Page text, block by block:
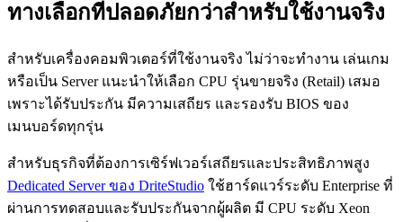
ทางเลือกที่ปลอดภัยกว่าสำหรับใช้งานจริง
สำหรับเครื่องคอมพิวเตอร์ที่ใช้งานจริง ไม่ว่าจะทำงาน เล่นเกม
หรือเป็น Server แนะนำให้เลือก CPU รุ่นขายจริง (Retail) เสมอ
เพราะได้รับประกัน มีความเสถียร และรองรับ BIOS ของ
เมนบอร์ดทุกรุ่น
สำหรับธุรกิจที่ต้องการเซิร์ฟเวอร์เสถียรและประสิทธิภาพสูง
Dedicated Server ของ DriteStudio ใช้ฮาร์ดแวร์ระดับ Enterprise ที่
ผ่านการทดสอบและรับประกันจากผู้ผลิต มี CPU ระดับ Xeon